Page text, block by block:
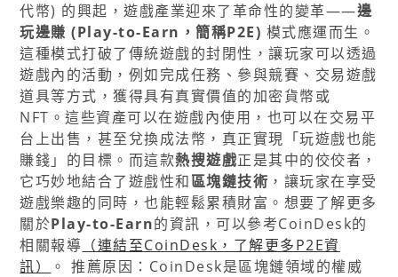
代幣) 的興起，遊戲產業迎來了革命性的變革——邊
玩邊賺 (Play-to-Earn，簡稱P2E) 模式應運而生。
這種模式打破了傳統遊戲的封閉性，讓玩家可以透過
遊戲內的活動，例如完成任務、參與競賽、交易遊戲
道具等方式，獲得具有真實價值的加密貨幣或
NFT。這些資產可以在遊戲內使用，也可以在交易平
台上出售，甚至兌換成法幣，真正實現「玩遊戲也能
賺錢」的目標。而這款熱搜遊戲正是其中的佼佼者，
它巧妙地結合了遊戲性和區塊鏈技術 ，讓玩家在享受
遊戲樂趣的同時，也能輕鬆累積財富。想要了解更多
關於Play-to-Earn的資訊，可以參考CoinDesk的
相關報導 （連結至CoinDesk，了解更多P2E資
訊）
。 推薦原因：CoinDesk是區塊鏈領域的權威